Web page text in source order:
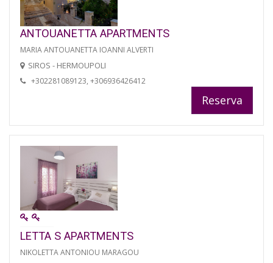
ANTOUANETTA APARTMENTS
MARIA ANTOUANETTA IOANNI ALVERTI
SIROS - HERMOUPOLI
+302281089123, +306936426412
Reserva
LETTA S APARTMENTS
NIKOLETTA ANTONIOU MARAGOU